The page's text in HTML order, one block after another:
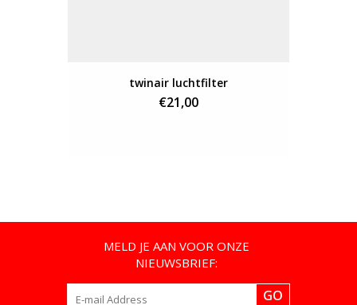
twinair luchtfilter
€21,00
MELD JE AAN VOOR ONZE
NIEUWSBRIEF:
GO